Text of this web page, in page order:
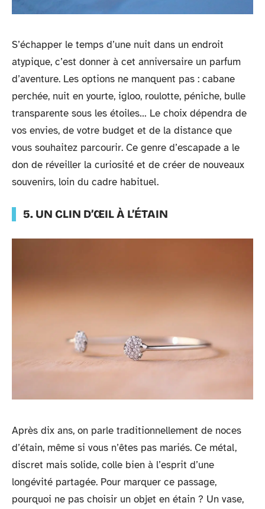
S’échapper le temps d’une nuit dans un endroit
atypique, c’est donner à cet anniversaire un parfum
d’aventure. Les options ne manquent pas : cabane
perchée, nuit en yourte, igloo, roulotte, péniche, bulle
transparente sous les étoiles… Le choix dépendra de
vos envies, de votre budget et de la distance que
vous souhaitez parcourir. Ce genre d’escapade a le
don de réveiller la curiosité et de créer de nouveaux
souvenirs, loin du cadre habituel.
5. UN CLIN D’ŒIL À L’ÉTAIN
Après dix ans, on parle traditionnellement de noces
d’étain, même si vous n’êtes pas mariés. Ce métal,
discret mais solide, colle bien à l’esprit d’une
longévité partagée. Pour marquer ce passage,
pourquoi ne pas choisir un objet en étain ? Un vase,